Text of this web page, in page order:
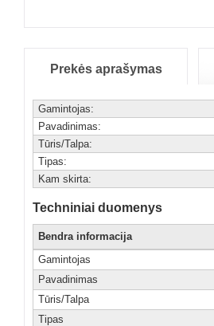
Prekės aprašymas
Gamintojas:
Pavadinimas:
Tūris/Talpa:
Tipas:
Kam skirta:
Techniniai duomenys
Bendra informacija
Gamintojas
Pavadinimas
Tūris/Talpa
Tipas